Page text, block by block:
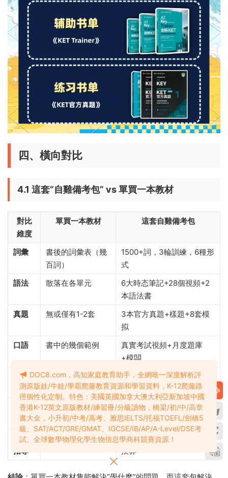
四、橫向對比
4.1 這套“自雞備考包” vs 單買一本教材
對比
維度
單買一本教材 這套自雞備考包
詞彙
書後的詞彙表（幾
百詞）
1500+詞，3輪訓練，6種形
式
語法
散落在各單元
6大時态筆記+28個視頻+2
本語法書
真題
無或僅有1-2套
3本官方真題+樣題+8套模
拟
口語
書中的幾個範例
真實考試視頻+月度題庫
+模闆
寫作
書中的幾個題目
月度真題彙總+範文+框架
訓練
視頻
課
無 200+節視頻課
規劃
指導
無
6個月時間表+複盤表+分數
換算
DOC8.com，高知家庭教育助手，全網唯一深度解析評
測原版娃/牛娃/學霸爬藤教育資源和學習資料，K-12爬藤路
徑個性化定制。特色：美國英國加拿大澳大利亞新加坡中國
香港K-12英文原版教材/練習冊/分級讀物，橋梁/初/中/高章
書大全，小升初/中考/高考、雅思IELTS/托福TOEFL/劍橋5
級、SAT/ACT/GRE/GMAT、IGCSE/IB/AP/A-Level/DSE考
試、全球數學物理化學生物信息學商科競賽資源！